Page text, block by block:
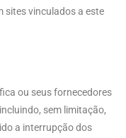
sites vinculados a este
ou seus fornecedores
sem limitação,
a interrupção dos